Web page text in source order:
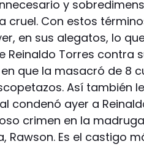
y
cruel. Con estos
en sus alegatos, lo
Reinaldo Torres contra
que la masacró de 8
Así también
condenó ayer a
crimen en la
Rawson. Es el castigo